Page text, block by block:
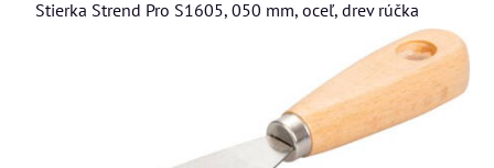
Stierka Strend Pro S1605, 050 mm, oceľ, drev rúčka